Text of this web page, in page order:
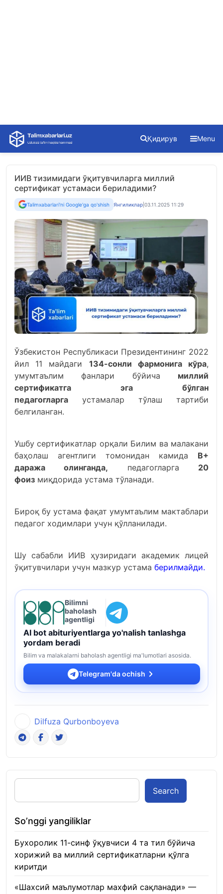
Skip
content
Қидирув Menu
ИИВ тизимидаги ўқитувчиларга миллий
сертификат устамаси бериладими?
Talimxabarlari'ni Google'ga qo'shish Янгиликлар 03.11.2025 11:29
Ўзбекистон Республикаси Президентининг 2022
йил 11 майдаги 134-сонли фармонига кўра,
умумтаълим фанлари бўйича миллий
сертификатга эга бўлган
педагогларга устамалар тўлаш тартиби
белгиланган.
Ушбу сертификатлар орқали Билим ва малакани
баҳолаш агентлиги томонидан камида B+
даража олинганда, педагогларга 20
фоиз миқдорида устама тўланади.
Бироқ бу устама фақат умумтаълим мактаблари
педагог ходимлари учун қўлланилади.
Шу сабабли ИИВ ҳузиридаги академик лицей
ўқитувчилари учун мазкур устама берилмайди.
Bilimni
baholash
agentligi
AI bot abituriyentlarga yo'nalish tanlashga
yordam beradi
Bilim va malakalarni baholash agentligi ma'lumotlari asosida.
Telegram'da ochish
Dilfuza Qurbonboyeva
Search
So’nggi yangiliklar
Бухоролик 11-синф ўқувчиси 4 та тил бўйича
хорижий ва миллий сертификатларни қўлга
киритди
«Шахсий маълумотлар махфий сақланади» —